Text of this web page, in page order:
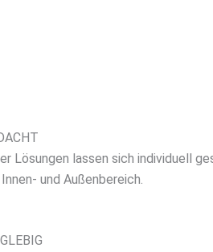
Lösungen lassen sich individuell
und Außenbereich.